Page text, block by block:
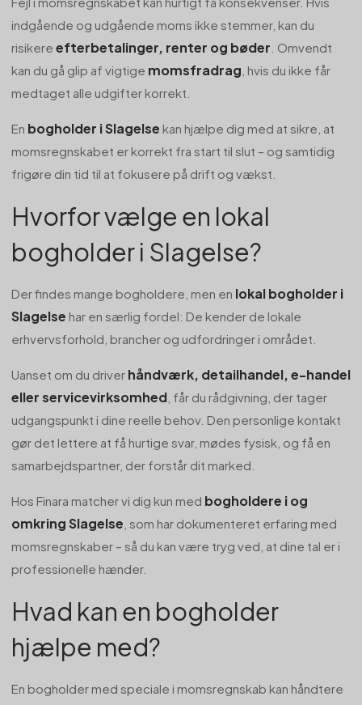
indgående og udgående moms ikke stemmer, kan du
risikere efterbetalinger, renter og bøder . Omvendt
kan du gå glip af vigtige momsfradrag , hvis du ikke får
medtaget alle udgifter korrekt.
En bogholder i Slagelse kan hjælpe dig med at sikre, at
momsregnskabet er korrekt fra start til slut – og samtidig
frigøre din tid til at fokusere på drift og vækst.
Hvorfor vælge en lokal
bogholder i Slagelse?
Der findes mange bogholdere, men en lokal bogholder i
Slagelse har en særlig fordel: De kender de lokale
erhvervsforhold, brancher og udfordringer i området.
Uanset om du driver håndværk, detailhandel, e-handel
eller servicevirksomhed , får du rådgivning, der tager
udgangspunkt i dine reelle behov. Den personlige kontakt
gør det lettere at få hurtige svar, mødes fysisk, og få en
samarbejdspartner, der forstår dit marked.
Hos Finara matcher vi dig kun med bogholdere i og
omkring Slagelse , som har dokumenteret erfaring med
momsregnskaber – så du kan være tryg ved, at dine tal er i
professionelle hænder.
Hvad kan en bogholder
hjælpe med?
En bogholder med speciale i momsregnskab kan håndtere